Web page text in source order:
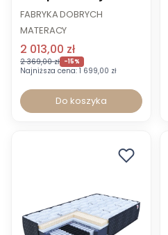
FABRYKA DOBRYCH
MATERACY
2 013,00 zł
2 369,00 zł -15%
Najniższa cena: 1 699,00 zł
Do koszyka